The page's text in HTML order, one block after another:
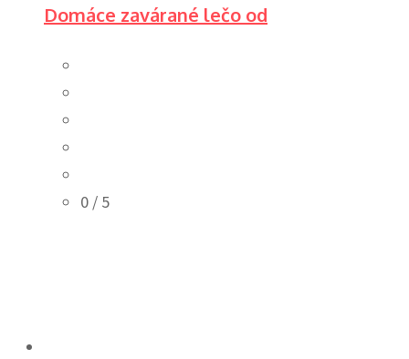
Domáce zavárané lečo od
0 / 5